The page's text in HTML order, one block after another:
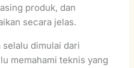
produk, dan
secara jelas.
selalu dimulai dari
memahami teknis yang